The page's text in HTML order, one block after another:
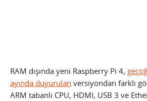
RAM dışında yeni Raspberry Pi 4,
ayında duyurulan versiyondan farklı
ARM tabanlı CPU, HDMI, USB 3 ve